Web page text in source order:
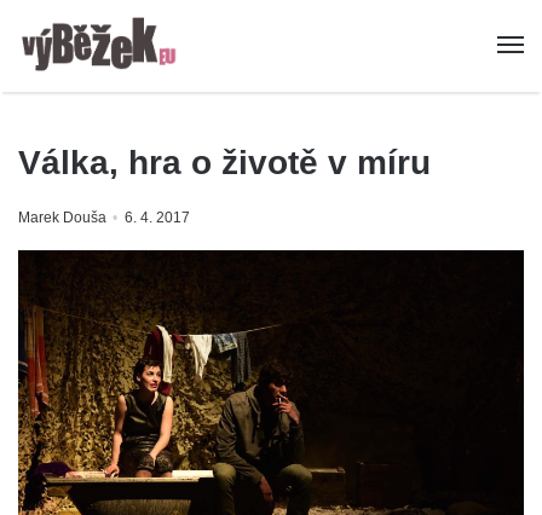
Válka, hra o životě v míru
Marek Douša 6. 4. 2017